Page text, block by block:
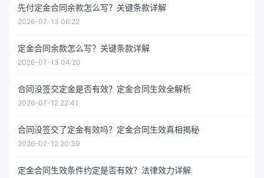
先付定金合同余款怎么写？关键条款详解
2026-07-13 06:22
定金合同余款怎么写？关键条款详解
2026-07-13 04:20
合同没签交定金是否有效？定金合同生效全解析
2026-07-12 22:41
合同没签交了定金有效吗？定金合同生效真相揭秘
2026-07-12 20:39
定金合同生效条件约定是否有效？法律效力详解